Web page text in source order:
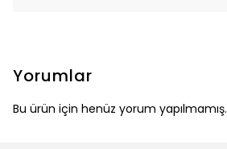
Yorumlar
Bu ürün için henüz yorum yapılmamış.